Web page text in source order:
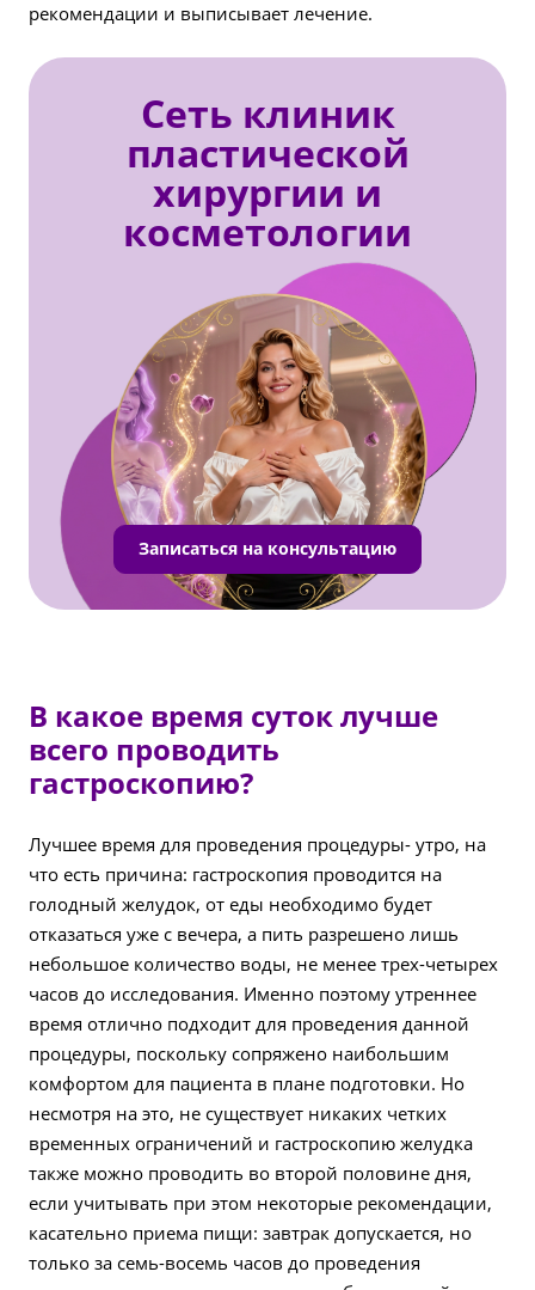
рекомендации и выписывает лечение.
Сеть клиник
пластической
хирургии и
косметологии
Записаться на консультацию
В какое время суток лучше
всего проводить
гастроскопию?
Лучшее время для проведения процедуры- утро, на
что есть причина: гастроскопия проводится на
голодный желудок, от еды необходимо будет
отказаться уже с вечера, а пить разрешено лишь
небольшое количество воды, не менее трех-четырех
часов до исследования. Именно поэтому утреннее
время отлично подходит для проведения данной
процедуры, поскольку сопряжено наибольшим
комфортом для пациента в плане подготовки. Но
несмотря на это, не существует никаких четких
временных ограничений и гастроскопию желудка
также можно проводить во второй половине дня,
если учитывать при этом некоторые рекомендации,
касательно приема пищи: завтрак допускается, но
только за семь-восемь часов до проведения